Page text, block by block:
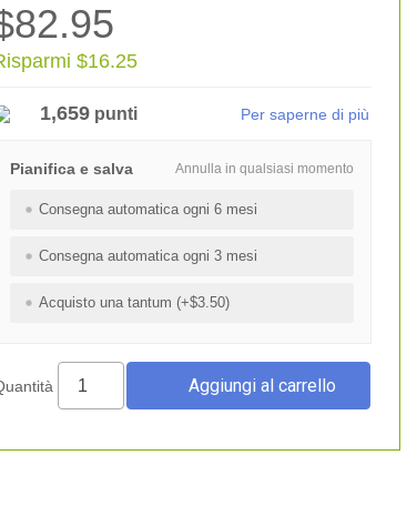
$16.25
1,659punti Per saperne di più
Annulla in qualsiasi momento
Pianifica e salva
Consegna automatica ogni 6 mesi
Consegna automatica ogni 3 mesi
Acquisto una tantum (+$3.50)